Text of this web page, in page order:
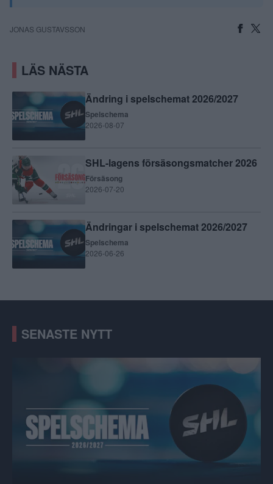
JONAS GUSTAVSSON
LÄS NÄSTA
Ändring i spelschemat 2026/2027
Spelschema
2026-08-07
SHL-lagens försäsongsmatcher 2026
Försäsong
2026-07-20
Ändringar i spelschemat 2026/2027
Spelschema
2026-06-26
SENASTE NYTT